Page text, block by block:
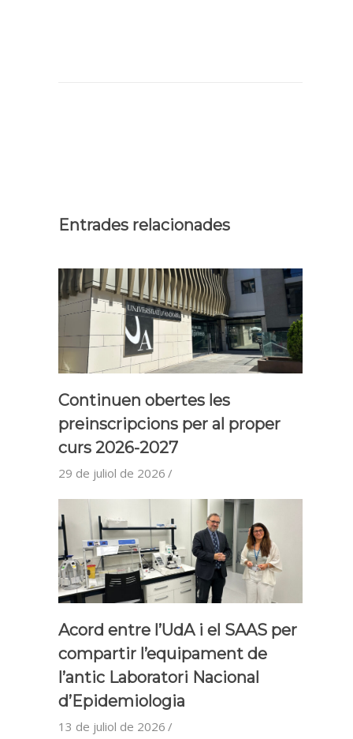
Entrades relacionades
Continuen obertes les
preinscripcions per al proper
curs 2026-2027
29 de juliol de 2026
Acord entre l’UdA i el SAAS per
compartir l’equipament de
l’antic Laboratori Nacional
d’Epidemiologia
13 de juliol de 2026